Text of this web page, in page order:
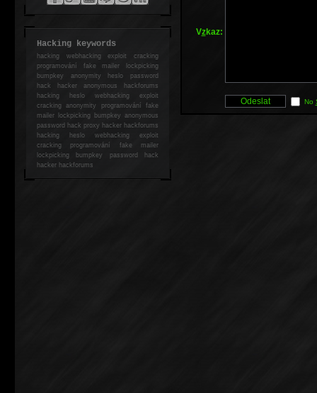
Vzkaz:
No
Hacking keywords
hackingwebhacking exploit cracking
programování fake mailer lockpicking
bumpkey anonymity heslo password
hackhacker anonymous hackforums
hackingheslo webhacking exploit
cracking anonymity programování fake
mailer lockpicking bumpkey anonymous
password hack proxy hacker hackforums
hacking heslo webhacking exploit
cracking programování fake mailer
lockpicking bumpkey password hack
hackerhackforums